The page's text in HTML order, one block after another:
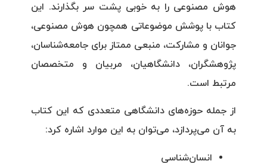
هوش مصنوعی را به خوبی پشت سر بگذارند. این
کتاب با پوشش موضوعاتی همچون هوش مصنوعی،
جوانان و مشارکت، منبعی ممتاز برای جامعه‌شناسان،
پژوهشگران، دانشگاهیان، مربیان و متخصصان
مرتبط است.
از جمله حوزه‌های دانشگاهی متعددی که این کتاب
به آن می‌پردازد، می‌توان به این موارد اشاره کرد:
انسان‌شناسی